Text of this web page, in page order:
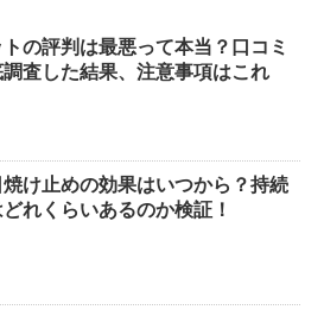
トの評判は最悪って本当？口コミ
調査した結果、注意事項はこれ
け止めの効果はいつから？持続
れくらいあるのか検証！